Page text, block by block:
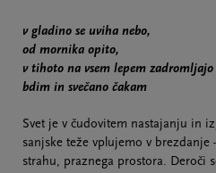
v gladino se uviha nebo,
od mornika opito,
v tihoto na vsem lepem zadromljajo
bdim in svečano čakam
Svet je v čudovitem nastajanju in
sanjske teže vplujemo v brezdanje
strahu, praznega prostora. Deroči